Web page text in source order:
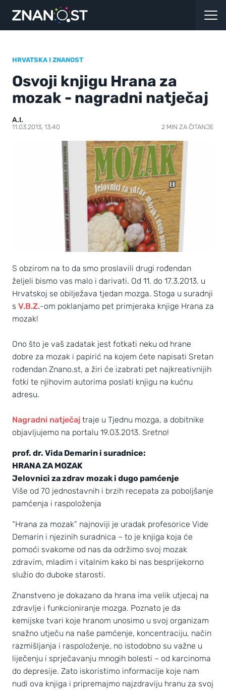
HRVATSKA I ZNANOST
Osvoji knjigu Hrana za
mozak - nagradni natječaj
A.I.
11.03.2013, 13:40 2 MIN ZA ČITANJE
S obzirom na to da smo proslavili drugi rođendan
željeli bismo vas malo i darivati. Od 11. do 17.3.2013. u
Hrvatskoj se obilježava tjedan mozga. Stoga u suradnji
s V.B.Z.-om poklanjamo pet primjeraka knjige Hrana za
mozak!
Ono što je vaš zadatak jest fotkati neku od hrane
dobre za mozak i papirić na kojem ćete napisati Sretan
rođendan Znano.st, a žiri će izabrati pet najkreativnijih
fotki te njihovim autorima poslati knjigu na kućnu
adresu.
Nagradni natječaj traje u Tjednu mozga, a dobitnike
objavljujemo na portalu 19.03.2013. Sretno!
prof. dr. Vida Demarin i suradnice:
HRANA ZA MOZAK
Jelovnici za zdrav mozak i dugo pamćenje
Više od 70 jednostavnih i brzih recepata za poboljšanje
pamćenja i raspoloženja
“Hrana za mozak” najnoviji je uradak profesorice Vide
Demarin i njezinih suradnica – to je knjiga koja će
pomoći svakome od nas da održimo svoj mozak
zdravim, mladim i vitalnim kako bi nas besprijekorno
služio do duboke starosti.
Znanstveno je dokazano da hrana ima velik utjecaj na
zdravlje i funkcioniranje mozga. Poznato je da
kemijske tvari koje hranom unosimo u svoj organizam
snažno utječu na naše pamćenje, koncentraciju, način
razmišljanja i raspoloženje, no istodobno su važne u
liječenju i sprječavanju mnogih bolesti – od karcinoma
do depresije. Zato iskoristimo informacije koje nam
nudi ova knjiga i pripremajmo najzdraviju hranu za svoj